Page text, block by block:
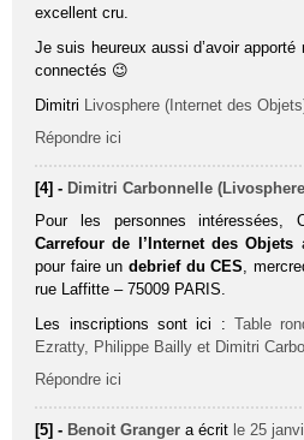
excellent cru.
Je suis heureux aussi d’avoir
connectés 😉
Dimitri Livosphere (Internet des
Répondre ici
[4] - Dimitri Carbonnelle
Pour les personnes intéressées,
Carrefour de l’Internet des Objets
pour faire un debrief du CES ,
rue Laffitte – 75009 PARIS.
Les inscriptions sont ici : Table
Ezratty, Philippe Bailly et Dimitri
Répondre ici
[5] - Benoit Granger a écrit le 25